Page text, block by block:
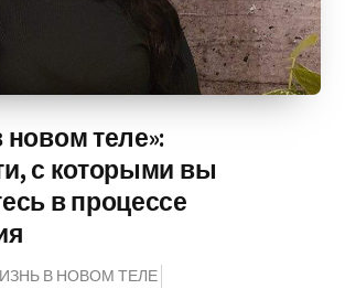
теле»:
с которыми вы
в процессе
В НОВОМ ТЕЛЕ